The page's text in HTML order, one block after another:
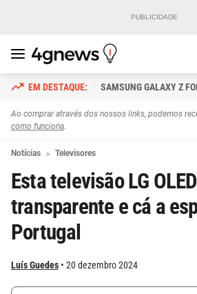
SAMSUNG GALAXY Z
Ao comprar através dos nossos links, podemos
como funciona.
Notícias Televisores
Esta televisão LG
transparente e cá a
Portugal
Luís Guedes 20 dezembro 2024